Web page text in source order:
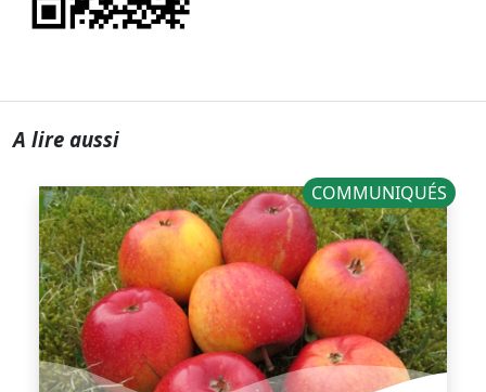
A lire aussi
COMMUNIQUÉS